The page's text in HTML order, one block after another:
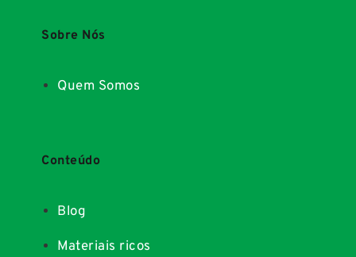
Sobre Nós
Quem Somos
Conteúdo
Blog
Materiais ricos